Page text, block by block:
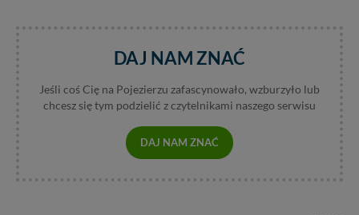
DAJ NAM ZNAĆ
Jeśli coś Cię na Pojezierzu zafascynowało, wzburzyło lub
chcesz się tym podzielić z czytelnikami naszego serwisu
DAJ NAM ZNAĆ